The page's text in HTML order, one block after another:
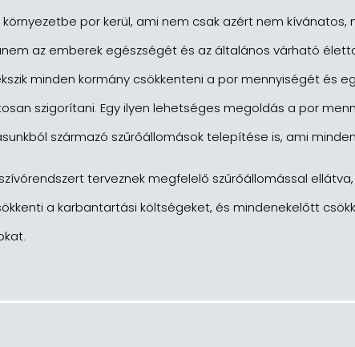
por kerül, ami nem csak azért nem kívánatos,
az emberek egészségét és az általános várható
minden kormány csökkenteni a por mennyiségét és
szigorítani. Egy ilyen lehetséges megoldás a por
származó szűrőállomások telepítése is, ami
terveznek megfelelő szűrőállomással
a karbantartási költségeket, és mindenekelőtt